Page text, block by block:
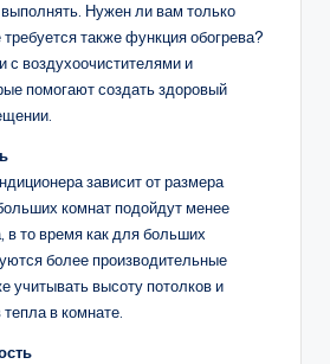
Нужен ли вам только
также функция обогрева?
воздухоочистителями и
помогают создать здоровый
зависит от размера
комнат подойдут менее
в то время как для больших
более производительные
учитывать высоту потолков и
в комнате.